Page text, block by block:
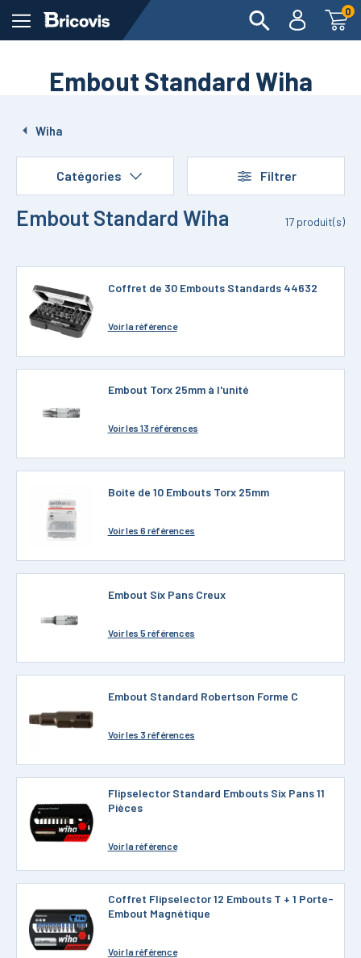
0
Embout Standard Wiha
Wiha
Catégories Filtrer
Embout Standard Wiha 17 produit(s)
Coffret de 30 Embouts Standards 44632
Voirla référence
Embout Torx 25mm à l'unité
Voirles 13 références
Boite de 10 Embouts Torx 25mm
Voirles 6 références
Embout Six Pans Creux
Voirles 5 références
Embout Standard Robertson Forme C
Voirles 3 références
Flipselector Standard Embouts Six Pans 11
Pièces
Voirla référence
Coffret Flipselector 12 Embouts T + 1 Porte-
Embout Magnétique
Voirla référence